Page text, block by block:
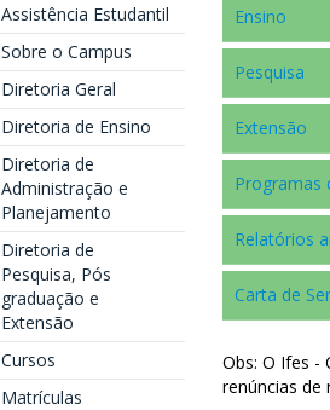
Assistência Estudantil
Sobre o Campus
Diretoria Geral
Diretoria de Ensino
Diretoria de
Administração e
Planejamento
Diretoria de
Pesquisa, Pós
graduação e
Extensão
Cursos
Matrículas
Ensino
Pesquisa
Extensão
Programas
Relatórios
Carta de
Obs: O Ifes -
renúncias de